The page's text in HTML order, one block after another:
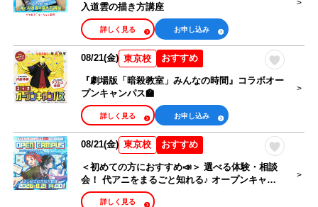
入道雲の描き方講座
お申し込み
詳しく見る
おすすめ
08/21(金) 東京校
『劇場版「暗殺教室」みんなの時間』コラボオー
プンキャンパス🏫
お申し込み
詳しく見る
おすすめ
08/21(金) 東京校
＜初めての方におすすめ📣＞ 選べる体験・相談
会！ 代アニをまるごと知れる♪ オープンキャン
パス🎉
詳しく見る